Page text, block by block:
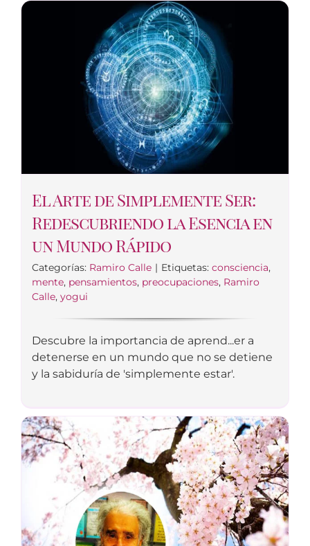
El Arte de Simplemente Ser:
Redescubriendo la Esencia en
un Mundo Rápido
Categorías: Ramiro Calle | Etiquetas: consciencia,
mente, pensamientos, preocupaciones, Ramiro
Calle, yogui
Descubre la importancia de aprend...er a
detenerse en un mundo que no se detiene
y la sabiduría de 'simplemente estar'.